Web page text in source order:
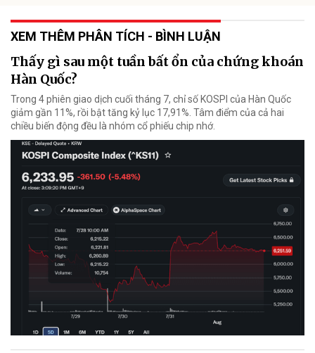
XEM THÊM PHÂN TÍCH - BÌNH LUẬN
Thấy gì sau một tuần bất ổn của chứng khoán
Hàn Quốc?
Trong 4 phiên giao dịch cuối tháng 7, chỉ số KOSPI của Hàn Quốc
giảm gần 11%, rồi bật tăng kỷ lục 17,91%. Tâm điểm của cả hai
chiều biến động đều là nhóm cổ phiếu chip nhớ.